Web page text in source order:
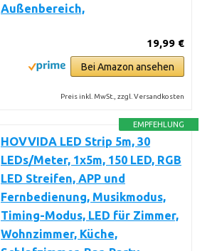
Außenbereich,
19,99 €
Bei Amazon ansehen
Preis inkl. MwSt., zzgl. Versandkosten
EMPFEHLUNG
HOVVIDA LED Strip 5m, 30
LEDs/Meter, 1x5m, 150 LED, RGB
LED Streifen, APP und
Fernbedienung, Musikmodus,
Timing-Modus, LED für Zimmer,
Wohnzimmer, Küche,